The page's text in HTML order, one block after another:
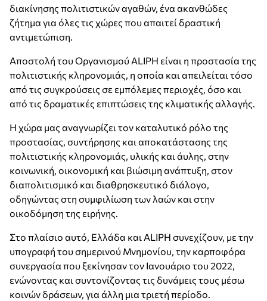
διακίνησης πολιτιστικών αγαθών, ένα ακανθώδες
ζήτημα για όλες τις χώρες που απαιτεί δραστική
αντιμετώπιση.
Αποστολή του Οργανισμού ALIPH είναι η προστασία της
πολιτιστικής κληρονομιάς, η οποία και απειλείται τόσο
από τις συγκρούσεις σε εμπόλεμες περιοχές, όσο και
από τις δραματικές επιπτώσεις της κλιματικής αλλαγής.
Η χώρα μας αναγνωρίζει τον καταλυτικό ρόλο της
προστασίας, συντήρησης και αποκατάστασης της
πολιτιστικής κληρονομιάς, υλικής και άυλης, στην
κοινωνική, οικονομική και βιώσιμη ανάπτυξη, στον
διαπολιτισμικό και διαθρησκευτικό διάλογο,
οδηγώντας στη συμφιλίωση των λαών και στην
οικοδόμηση της ειρήνης.
Στο πλαίσιο αυτό, Ελλάδα και ALIPH συνεχίζουν, με την
υπογραφή του σημερινού Μνημονίου, την καρποφόρα
συνεργασία που ξεκίνησαν τον Ιανουάριο του 2022,
ενώνοντας και συντονίζοντας τις δυνάμεις τους μέσω
κοινών δράσεων, για άλλη μια τριετή περίοδο.